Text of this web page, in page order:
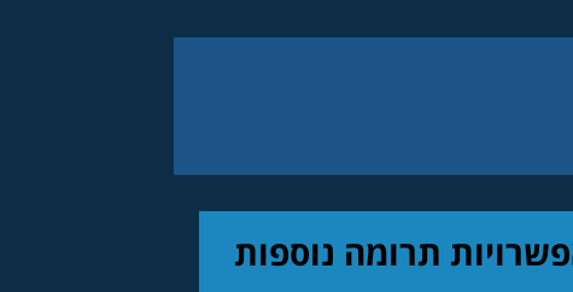
תרומה נוספות